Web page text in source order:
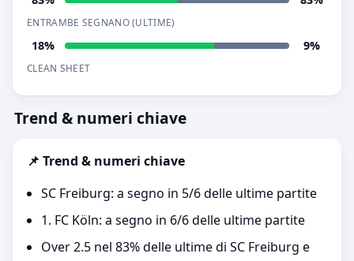
ENTRAMBE SEGNANO (ULTIME)
18% 9%
CLEAN SHEET
Trend & numeri chiave
📌 Trend & numeri chiave
SC Freiburg: a segno in 5/6 delle ultime partite
1. FC Köln: a segno in 6/6 delle ultime partite
Over 2.5 nel 83% delle ultime di SC Freiburg e